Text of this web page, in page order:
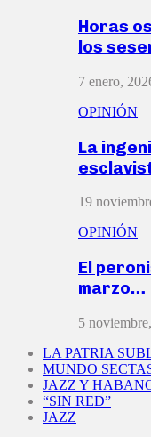
Horas
los
7 enero,
OPINIÓN
La
19
OPINIÓN
El
marzo…
5
LA PATRIA
MUNDO
JAZZ Y
“SIN RED”
JAZZ